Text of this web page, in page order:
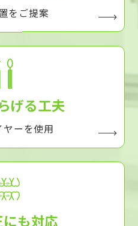
をご提案
げる工夫
ーを使用
も対応